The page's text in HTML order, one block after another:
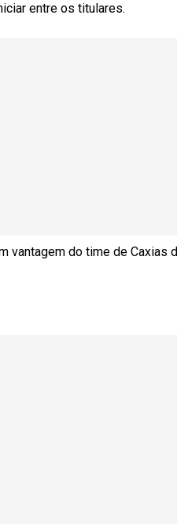
entre os titulares.
vantagem do time de Caxias